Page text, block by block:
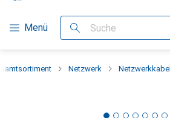
Navigation nach Kategorien
Menü Suche
Netzwerk Netzwerkkabel